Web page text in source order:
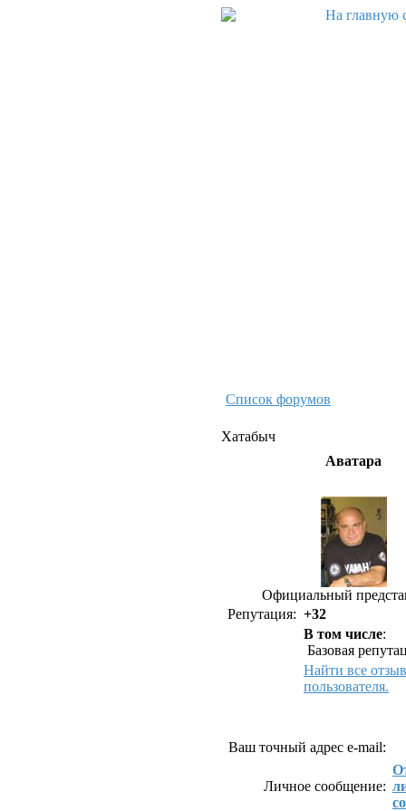
Список форумов
Хатабыч
Аватара
Официальный
Репутация: +32
В том числе:
Базовая
Найти все
пользователя.
Ваш точный адрес e-mail:
Личное сообщение: